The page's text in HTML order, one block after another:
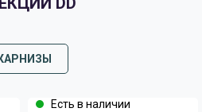
КАРНИЗЫ
Есть в наличии